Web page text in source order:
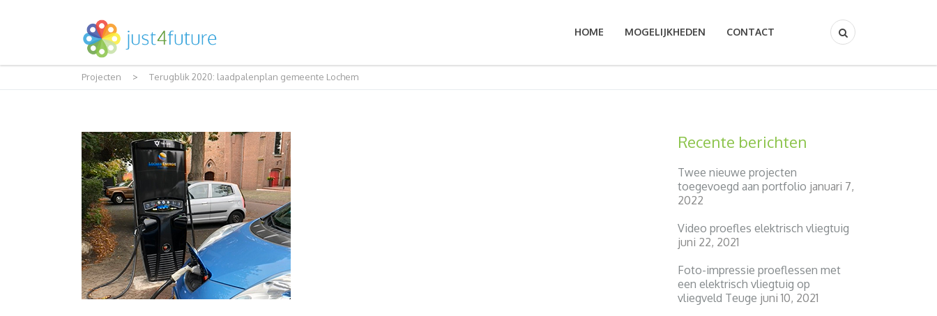
HOME MOGELIJKHEDEN CONTACT
Projecten > Terugblik 2020: laadpalenplan gemeente Lochem
Recente berichten
Twee nieuwe projecten
toegevoegd aan portfolio januari 7,
2022
Video proefles elektrisch vliegtuig
juni 22, 2021
Foto-impressie proeflessen met
een elektrisch vliegtuig op
vliegveld Teuge juni 10, 2021